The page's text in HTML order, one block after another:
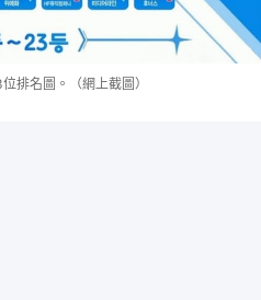
排名圖。（網上截圖）